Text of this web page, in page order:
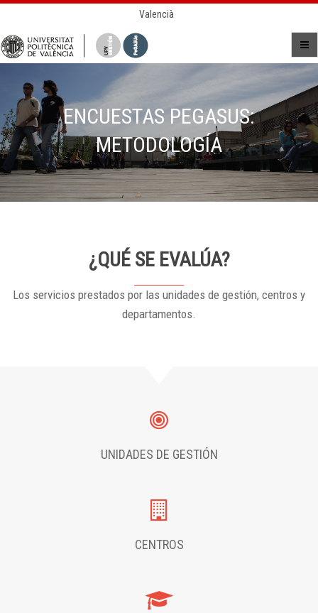
Valencià
ENCUESTAS PEGASUS:
METODOLOGÍA
¿QUÉ SE EVALÚA?
Los servicios prestados por las unidades de gestión, centros y
departamentos.
UNIDADES DE GESTIÓN
CENTROS